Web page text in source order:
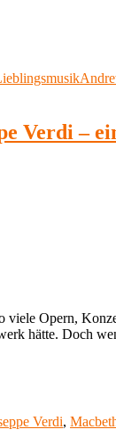
Verdi –
Opern,
hätte. Doch
Verdi,